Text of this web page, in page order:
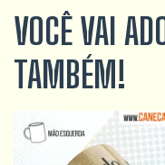
VOCÊ VAI
TAMBÉM!